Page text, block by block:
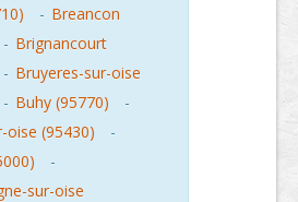
- Breancon
- Brignancourt
- Bruyeres-sur-oise
- Buhy (95770)
-
oise (95430)
-
-
sur-oise